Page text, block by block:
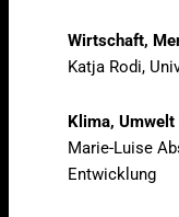
Wirtschaft,
Katja Rodi,
Klima,
Marie-Luise
Entwicklung